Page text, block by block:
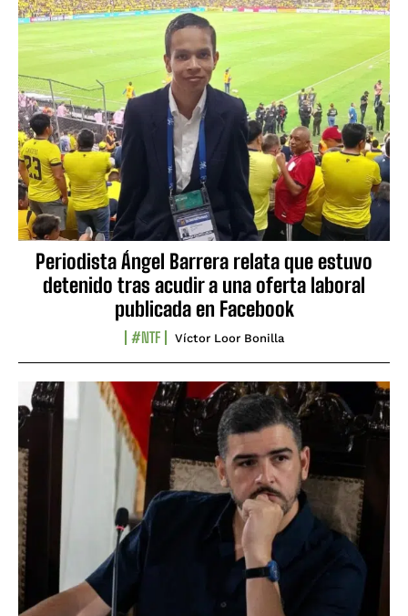
Periodista Ángel Barrera relata que estuvo
detenido tras acudir a una oferta laboral
publicada en Facebook
#NTF Víctor Loor Bonilla